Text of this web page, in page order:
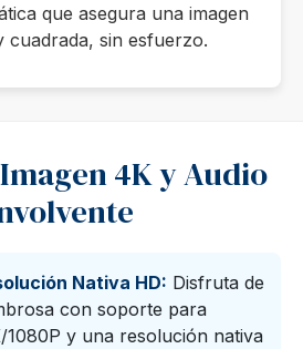
que asegura una imagen
cuadrada, sin esfuerzo.
4K y Audio
Nativa HD: Disfruta de
con soporte para
y una resolución nativa